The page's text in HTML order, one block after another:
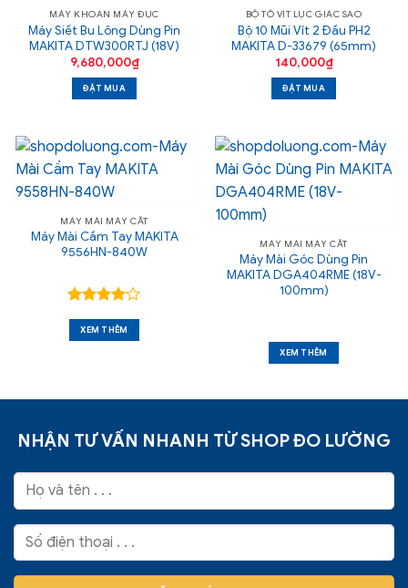
MÁY KHOAN MÁY ĐỤC
Máy Siết Bu Lông Dùng Pin
MAKITA DTW300RTJ (18V)
9,680,000₫
ĐẶT MUA
BỘ TÔ VÍT LỤC GIÁC SAO
Bộ 10 Mũi Vít 2 Đầu PH2
MAKITA D-33679 (65mm)
140,000₫
ĐẶT MUA
MÁY MÀI MÁY CẮT
Máy Mài Cầm Tay MAKITA
9556HN-840W
xếp hạng
4.075
XEM THÊM
MÁY MÀI MÁY CẮT
Máy Mài Góc Dùng Pin
MAKITA DGA404RME (18V-
100mm)
XEM THÊM
NHẬN TƯ VẤN NHANH TỪ SHOP ĐO LƯỜNG